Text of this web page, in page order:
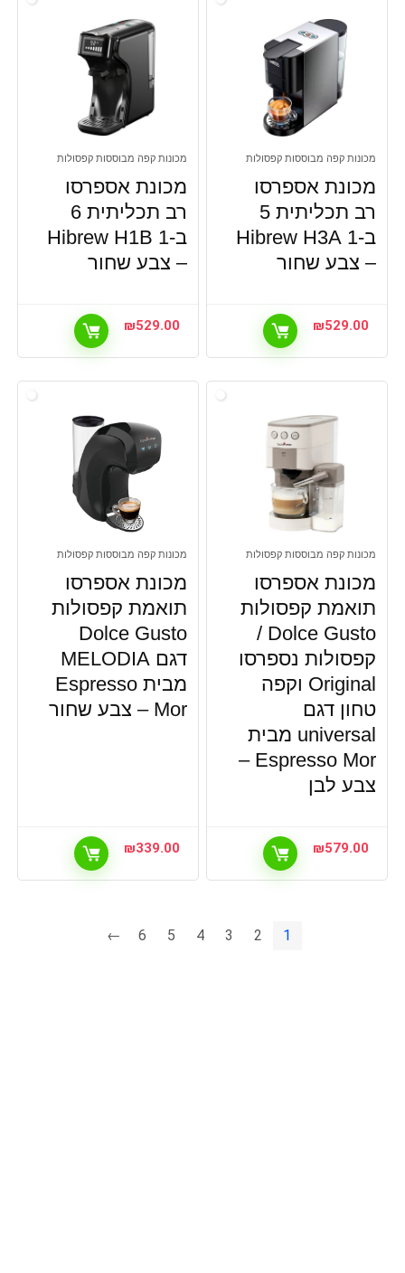
מכונות קפה מבוססות קפסולות
מכונת אספרסו
רב תכליתית 5
ב-1 Hibrew H3A
– צבע שחור
₪529.00
מכונות קפה מבוססות קפסולות
מכונת אספרסו
רב תכליתית 6
ב-1 Hibrew H1B
– צבע שחור
₪529.00
מכונות קפה מבוססות קפסולות
מכונת אספרסו
תואמת קפסולות
Dolce Gusto /
קפסולות נספרסו
Original וקפה
טחון דגם
universal מבית
Espresso Mor –
צבע לבן
₪579.00
מכונות קפה מבוססות קפסולות
מכונת אספרסו
תואמת קפסולות
Dolce Gusto
דגם MELODIA
מבית Espresso
Mor – צבע שחור
₪339.00
1
2
3
4
5
6
←